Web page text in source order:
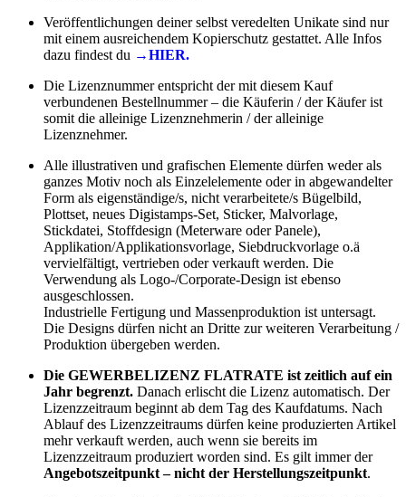
Veröffentlichungen deiner selbst veredelten Unikate sind nur
mit einem ausreichendem Kopierschutz gestattet. Alle Infos
dazu findest du →HIER.
Die Lizenznummer entspricht der mit diesem Kauf
verbundenen Bestellnummer – die Käuferin / der Käufer ist
somit die alleinige Lizenznehmerin / der alleinige
Lizenznehmer.
Alle illustrativen und grafischen Elemente dürfen weder als
ganzes Motiv noch als Einzelelemente oder in abgewandelter
Form als eigenständige/s, nicht verarbeitete/s Bügelbild,
Plottset, neues Digistamps-Set, Sticker, Malvorlage,
Stickdatei, Stoffdesign (Meterware oder Panele),
Applikation/Applikationsvorlage, Siebdruckvorlage o.ä
vervielfältigt, vertrieben oder verkauft werden. Die
Verwendung als Logo-/Corporate-Design ist ebenso
ausgeschlossen.
Industrielle Fertigung und Massenproduktion ist untersagt.
Die Designs dürfen nicht an Dritte zur weiteren Verarbeitung /
Produktion übergeben werden.
Die GEWERBELIZENZ FLATRATE ist zeitlich auf ein
Jahr begrenzt. Danach erlischt die Lizenz automatisch. Der
Lizenzzeitraum beginnt ab dem Tag des Kaufdatums. Nach
Ablauf des Lizenzzeitraums dürfen keine produzierten Artikel
mehr verkauft werden, auch wenn sie bereits im
Lizenzzeitraum produziert worden sind. Es gilt immer der
Angebotszeitpunkt – nicht der Herstellungszeitpunkt.